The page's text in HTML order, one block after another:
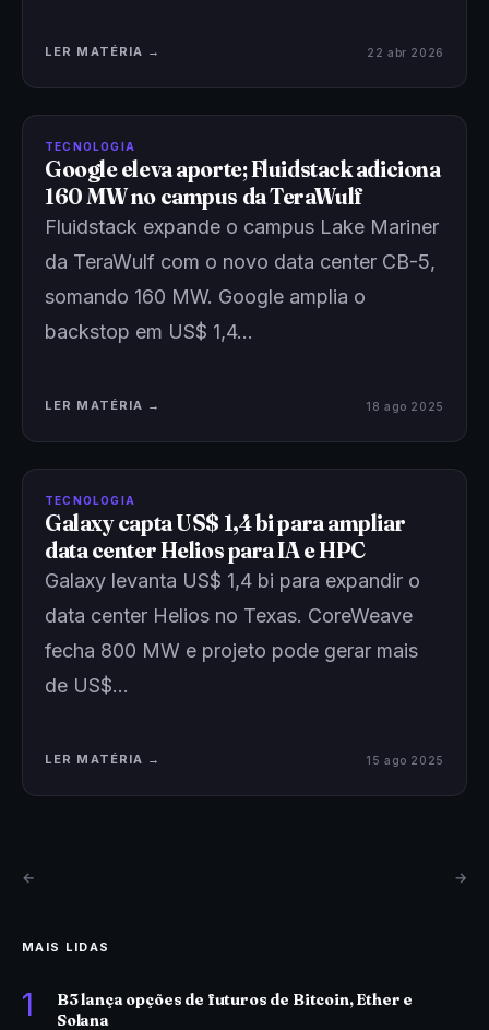
LER MATÉRIA → 22 abr 2026
TECNOLOGIA
Google eleva aporte; Fluidstack adiciona
160 MW no campus da TeraWulf
Fluidstack expande o campus Lake Mariner
da TeraWulf com o novo data center CB-5,
somando 160 MW. Google amplia o
backstop em US$ 1,4…
LER MATÉRIA → 18 ago 2025
TECNOLOGIA
Galaxy capta US$ 1,4 bi para ampliar
data center Helios para IA e HPC
Galaxy levanta US$ 1,4 bi para expandir o
data center Helios no Texas. CoreWeave
fecha 800 MW e projeto pode gerar mais
de US$…
LER MATÉRIA → 15 ago 2025
← →
MAIS LIDAS
1
B3 lança opções de futuros de Bitcoin, Ether e
Solana